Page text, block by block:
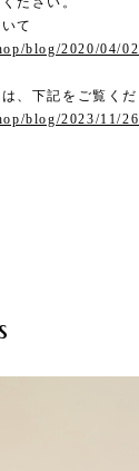
て
blog/2020/04/
、下記をご覧くだ
blog/2023/11/